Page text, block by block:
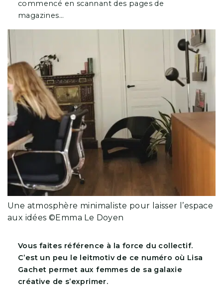
commencé en scannant des pages de
magazines…
Une atmosphère minimaliste pour laisser l’espace
aux idées ©Emma Le Doyen
Vous faites référence à la force du collectif.
C’est un peu le leitmotiv de ce numéro où Lisa
Gachet permet aux femmes de sa galaxie
créative de s’exprimer.